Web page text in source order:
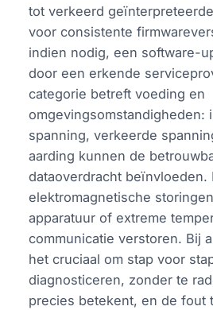
tot verkeerd
voor consistente
indien nodig, een software-
door een erkende
categorie betreft voeding en
omgevingsomstandigheden:
spanning, verkeerde
aarding kunnen de
dataoverdracht beïnvloeden.
elektromagnetische
apparatuur of extreme
communicatie verstoren. Bij
het cruciaal om stap voor
diagnosticeren, zonder te
precies betekent, en de fout